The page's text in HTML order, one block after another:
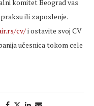
komitet Beograd vas
ili zaposlenje.
cv/i ostavite svoj CV
učesnica tokom cele